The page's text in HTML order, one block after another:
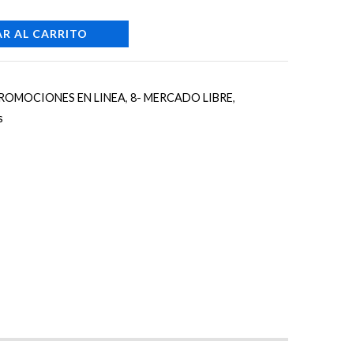
AL CARRITO
EN LINEA, 8- MERCADO LIBRE,